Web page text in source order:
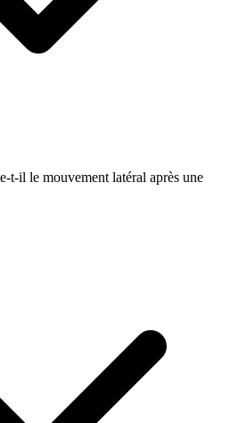
t-il le mouvement latéral après une